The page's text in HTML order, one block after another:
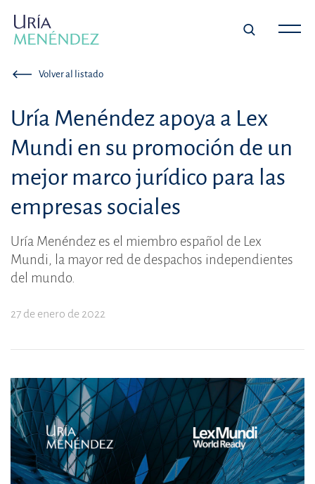
Volver al listado
Uría Menéndez apoya a Lex
Mundi en su promoción de un
mejor marco jurídico para las
empresas sociales
Uría Menéndez es el miembro español de Lex
Mundi, la mayor red de despachos independientes
del mundo.
27 de enero de 2022